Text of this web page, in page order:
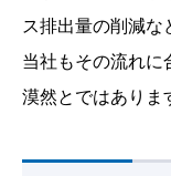
ス排出量の削減な
当社もその流れに
漠然とではありま